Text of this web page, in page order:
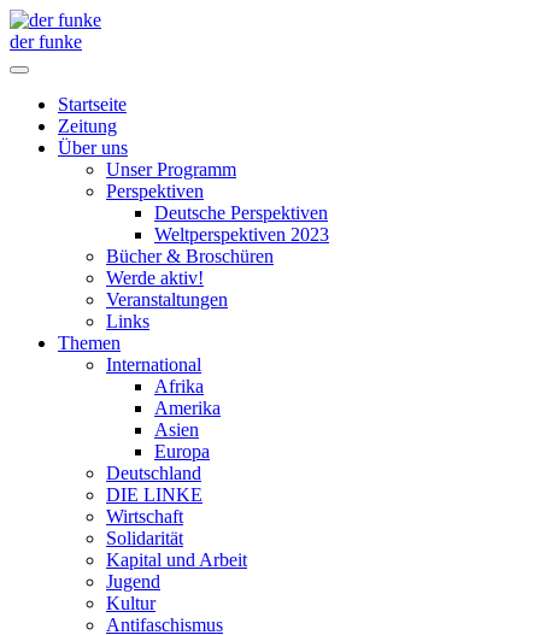
der funke
Startseite
Zeitung
Über uns
Unser Programm
Perspektiven
Deutsche Perspektiven
Weltperspektiven 2023
Bücher & Broschüren
Werde aktiv!
Veranstaltungen
Links
Themen
International
Afrika
Amerika
Asien
Europa
Deutschland
DIE LINKE
Wirtschaft
Solidarität
Kapital und Arbeit
Jugend
Kultur
Antifaschismus